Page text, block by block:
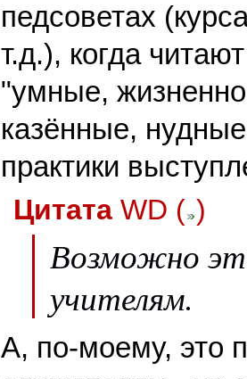
педсоветах
т.д.), когда
"умные,
казённые,
практики
Цитата WD ( )
Возможно
учителям.
А, по-моему, это